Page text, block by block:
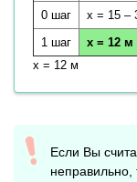
0 шаг
x = 15 –
1 шаг
x = 12 м
x = 12 м
Если Вы
неправильно,